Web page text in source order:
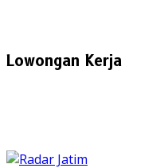
Lowongan Kerja